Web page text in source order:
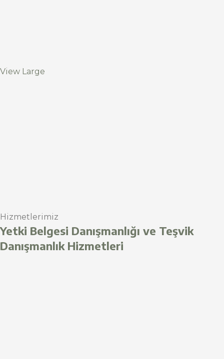
View Large
Hizmetlerimiz
Yetki Belgesi Danışmanlığı ve Teşvik
Danışmanlık Hizmetleri